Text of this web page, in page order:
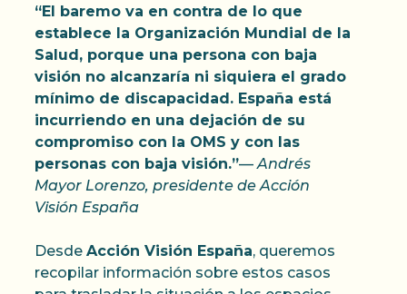
“El baremo va en contra de lo que
establece la Organización Mundial de la
Salud, porque una persona con baja
visión no alcanzaría ni siquiera el grado
mínimo de discapacidad. España está
incurriendo en una dejación de su
compromiso con la OMS y con las
personas con baja visión.”—Andrés
Mayor Lorenzo, presidente de Acción
Visión España
Desde Acción Visión España, queremos
recopilar información sobre estos casos